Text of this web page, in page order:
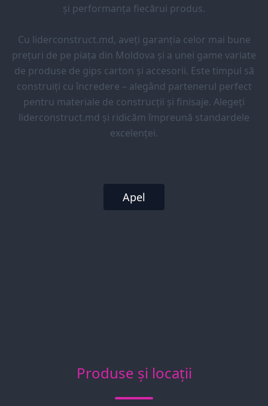
și performanța fiecărui produs.
Cu liderconstruct.md, aveți garanția celor mai bune
prețuri de pe piața din Moldova și a unei game variate
de produse de gips carton și accesorii. Este timpul să
construiți cu încredere – alegând partenerul perfect
pentru materiale de construcții și finisaje. Alegeți
liderconstruct.md și ridicăm împreună standardele
excelenței.
Apel
Produse și locații